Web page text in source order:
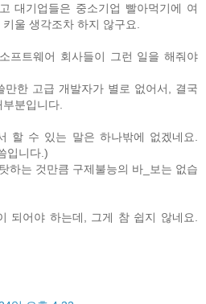
대기업들은 중소기업 빨아먹기에 여
울 생각조차 하지 않구요.
프트웨어 회사들이 그런 일을 해줘야
만한 고급 개발자가 별로 없어서, 결국
분입니다.
할 수 있는 말은 하나밖에 없겠네요.
입니다.)
하는 것만큼 구제불능의 바_보는 없습
되어야 하는데, 그게 참 쉽지 않네요.